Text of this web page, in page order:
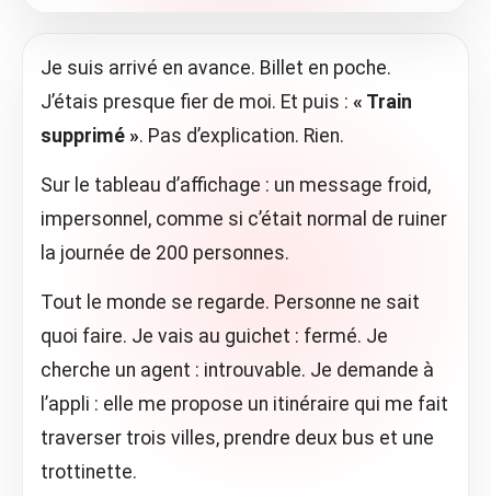
Je suis arrivé en avance. Billet en poche.
J’étais presque fier de moi. Et puis : « Train
supprimé ». Pas d’explication. Rien.
Sur le tableau d’affichage : un message froid,
impersonnel, comme si c’était normal de ruiner
la journée de 200 personnes.
Tout le monde se regarde. Personne ne sait
quoi faire. Je vais au guichet : fermé. Je
cherche un agent : introuvable. Je demande à
l’appli : elle me propose un itinéraire qui me fait
traverser trois villes, prendre deux bus et une
trottinette.